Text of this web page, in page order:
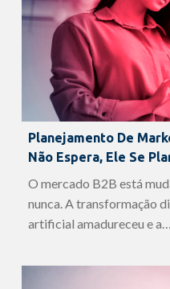
Planejamento De
Não Espera, Ele Se
O mercado B2B está
nunca. A transformação
artificial amadureceu e a…